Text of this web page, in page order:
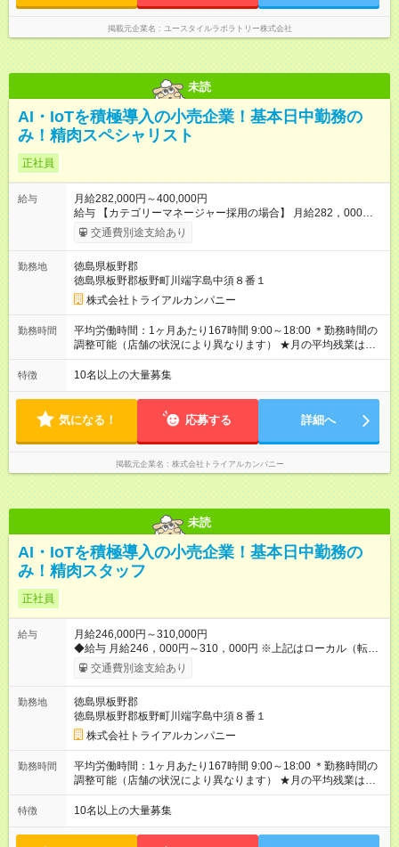
掲載元企業名 ユースタイルラボラトリー株式会社
未読
AI・IoTを積極導入の小売企業！基本日中勤務の
み！精肉スペシャリスト
正社員
給与
月給282,000円～400,000円
給与 【カテゴリーマネージャー採用の場合】 月給282，000円
～400，000円 【バイヤー経験がある方】 月給380，000円～ ※
当社規定の採用基準により、能力、年齢、 前職経験などを考慮
ラスしてもらえる手当・インセンティブ ◎残業手当 ◎住宅手当
◎通勤手当 ◎家族手当 ◎資格手当 ◎職位手当 ◎単身手当 ◎残業
手当（全額支給） ◎深夜手当 ※一部、店舗により異なります ※
固定残業・みなし残業なし！残業分は1分単位で支給！ （実績：
月平均残業時間13.25h以下） 【試用期間】試用期間あり 試用期
間の長さ：2ヶ月 雇用形態、給与は本採用時と同じです。
交通費別途支給あり
勤務地
徳島県板野郡
徳島県板野郡板野町川端字島中須８番１
株式会社トライアルカンパニー
勤務時間
平均労働時間：1ヶ月あたり167時間 9:00～18:00 ＊勤務時間の
調整可能（店舗の状況により異なります） ★月の平均残業は
13.25ｈ以下 ⇒業務効率化等を図り、さらに減らしていきます
◎基本は定時退社 ◎固定残業・みなし残業ナシ。残業分は1分単
務時間の調整可能（店舗の状況により異なります） ★月の平均
残業は13.25ｈ以下 ⇒業務効率化等を図り、さらに減らしてい
きます ◎基本は定時退社 ◎固定残業・みなし残業ナシ。残業分
は1分単位で支給
特徴 10名以上の大量募集
気になる！ 応募する 詳細へ
掲載元企業名 株式会社トライアルカンパニー
未読
AI・IoTを積極導入の小売企業！基本日中勤務の
み！精肉スタッフ
正社員
給与
月給246,000円～310,000円
◆給与 月給246，000円～310，000円 ※上記はローカル（転勤
なし）勤務の給与になります。 ※リージョナル勤務（ブロック
内転勤あり）：月給250，000円～ 全国勤務：月給260，000
～400，000円 【バイヤー経験がある方】 月給380，000円～ ※
当社規定の採用基準により、能力、年齢、 前職経験などを考慮
の上、決定いたします。 ※試用期間2ヶ月（賃金同一） ◆給与に
プラスしてもらえる手当・インセンティブ ◎残業手当 ◎住宅手
当 ◎通勤手当 ◎家族手当 ◎資格手当 ◎職位手当 ◎単身手当 ◎残
業手当（全額支給） ◎深夜手当 ※一部、店舗により異なります
績：月平均残業時間13.25h以下） 【試用期間】試用期間あり 試
用期間の長さ：2ヶ月 雇用形態、給与は本採用時と同じです。
交通費別途支給あり
勤務地
徳島県板野郡
徳島県板野郡板野町川端字島中須８番１
株式会社トライアルカンパニー
勤務時間
平均労働時間：1ヶ月あたり167時間 9:00～18:00 ＊勤務時間の
調整可能（店舗の状況により異なります） ★月の平均残業は
13.25ｈ以下 ⇒業務効率化等を図り、さらに減らしていきます
◎基本は定時退社 ◎固定残業・みなし残業ナシ。残業分は1分単
務時間の調整可能（店舗の状況により異なります） ★月の平均
特徴 10名以上の大量募集